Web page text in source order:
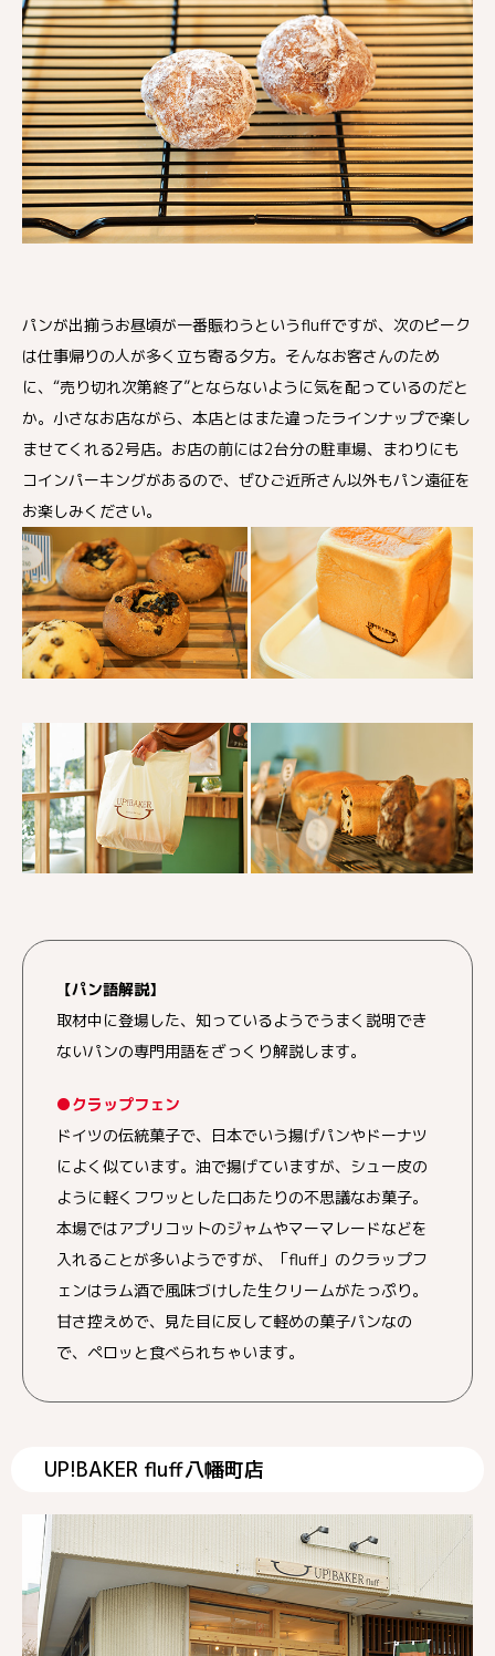
パンが出揃うお昼頃が一番賑わうというfluffですが、次のピーク
は仕事帰りの人が多く立ち寄る夕方。そんなお客さんのため
に、“売り切れ次第終了”とならないように気を配っているのだと
か。小さなお店ながら、本店とはまた違ったラインナップで楽し
ませてくれる2号店。お店の前には2台分の駐車場、まわりにも
コインパーキングがあるので、ぜひご近所さん以外もパン遠征を
お楽しみください。
【パン語解説】
取材中に登場した、知っているようでうまく説明でき
ないパンの専門用語をざっくり解説します。
●クラップフェン
ドイツの伝統菓子で、日本でいう揚げパンやドーナツ
によく似ています。油で揚げていますが、シュー皮の
ように軽くフワッとした口あたりの不思議なお菓子。
本場ではアプリコットのジャムやマーマレードなどを
入れることが多いようですが、「fluff」のクラップフ
ェンはラム酒で風味づけした生クリームがたっぷり。
甘さ控えめで、見た目に反して軽めの菓子パンなの
で、ペロッと食べられちゃいます。
UP!BAKER fluff八幡町店